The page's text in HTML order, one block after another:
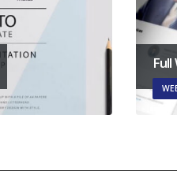
Full